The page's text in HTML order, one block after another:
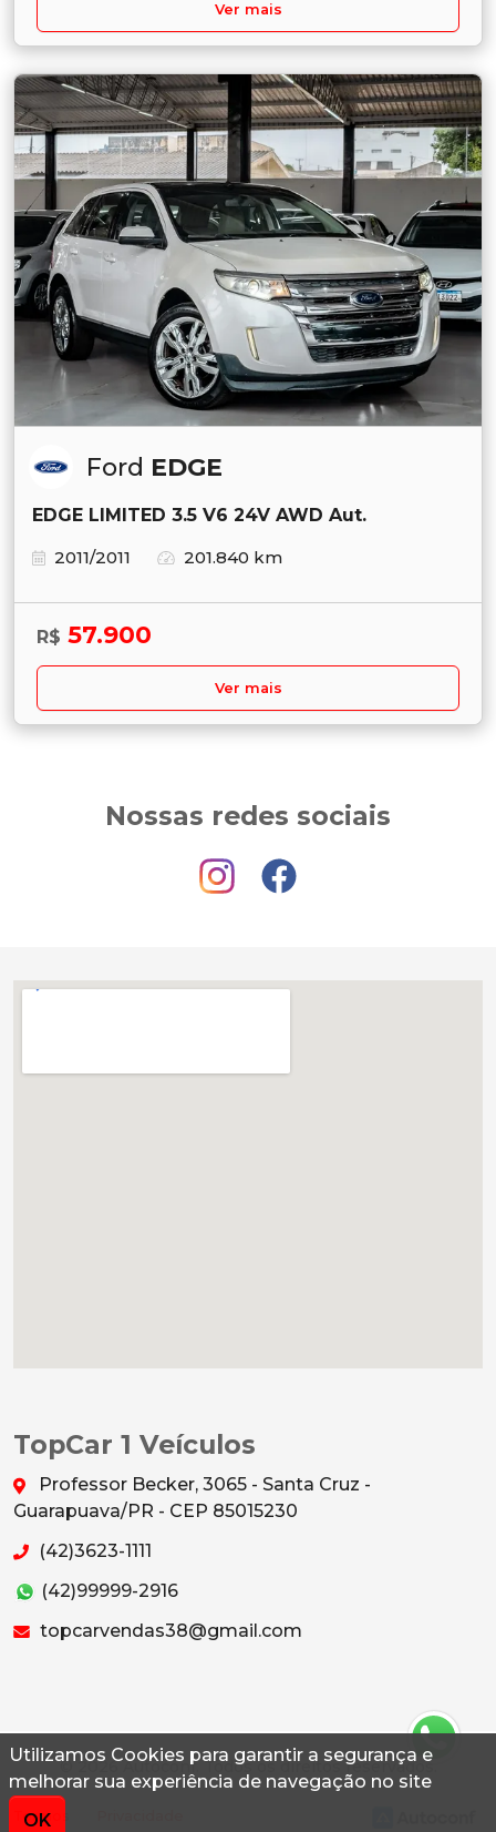
Utilizamos Cookies para garantir a segurança e
melhorar sua experiência de navegação no site
OK
Ver mais
Ford EDGE
EDGE LIMITED 3.5 V6 24V AWD Aut.
2011/2011
201.840 km
R$ 57.900
Ver mais
Nossas redes sociais
TopCar 1 Veículos
Professor Becker, 3065 - Santa Cruz -
Guarapuava/PR - CEP 85015230
(42)3623-1111
(42)99999-2916
topcarvendas38@gmail.com
© 2026 Autoconf. Todos os direitos reservados.
Termos